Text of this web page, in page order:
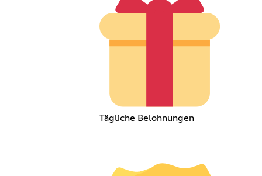
Tägliche Belohnungen